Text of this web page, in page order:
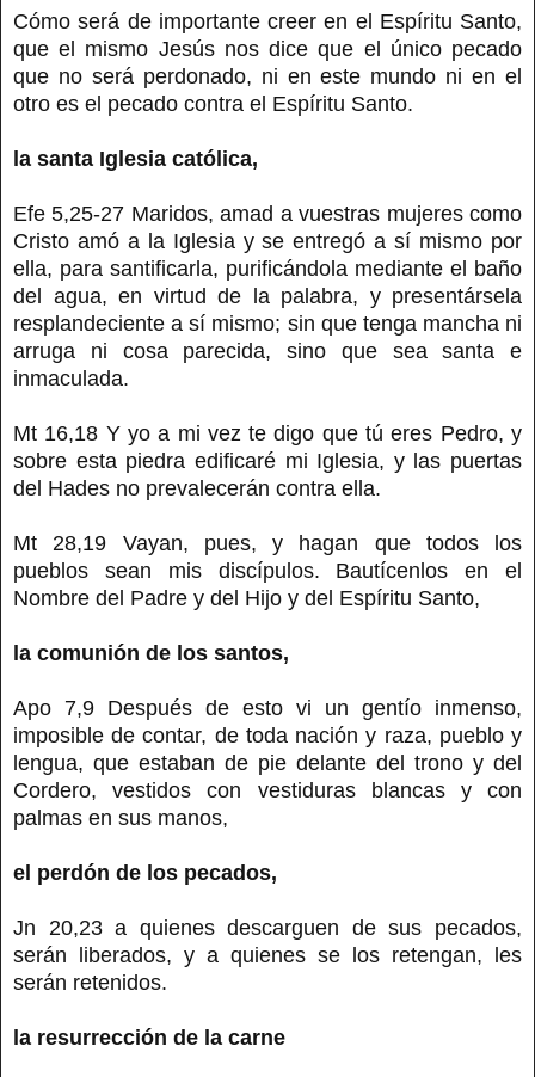
Cómo será de importante creer en el Espíritu Santo,
que el mismo Jesús nos dice que el único pecado
que no será perdonado, ni en este mundo ni en el
otro es el pecado contra el Espíritu Santo.
la santa Iglesia católica,
Efe 5,25-27 Maridos, amad a vuestras mujeres como
Cristo amó a la Iglesia y se entregó a sí mismo por
ella, para santificarla, purificándola mediante el baño
del agua, en virtud de la palabra, y presentársela
resplandeciente a sí mismo; sin que tenga mancha ni
arruga ni cosa parecida, sino que sea santa e
inmaculada.
Mt 16,18 Y yo a mi vez te digo que tú eres Pedro, y
sobre esta piedra edificaré mi Iglesia, y las puertas
del Hades no prevalecerán contra ella.
Mt 28,19 Vayan, pues, y hagan que todos los
pueblos sean mis discípulos. Bautícenlos en el
Nombre del Padre y del Hijo y del Espíritu Santo,
la comunión de los santos,
Apo 7,9 Después de esto vi un gentío inmenso,
imposible de contar, de toda nación y raza, pueblo y
lengua, que estaban de pie delante del trono y del
Cordero, vestidos con vestiduras blancas y con
palmas en sus manos,
el perdón de los pecados,
Jn 20,23 a quienes descarguen de sus pecados,
serán liberados, y a quienes se los retengan, les
serán retenidos.
la resurrección de la carne